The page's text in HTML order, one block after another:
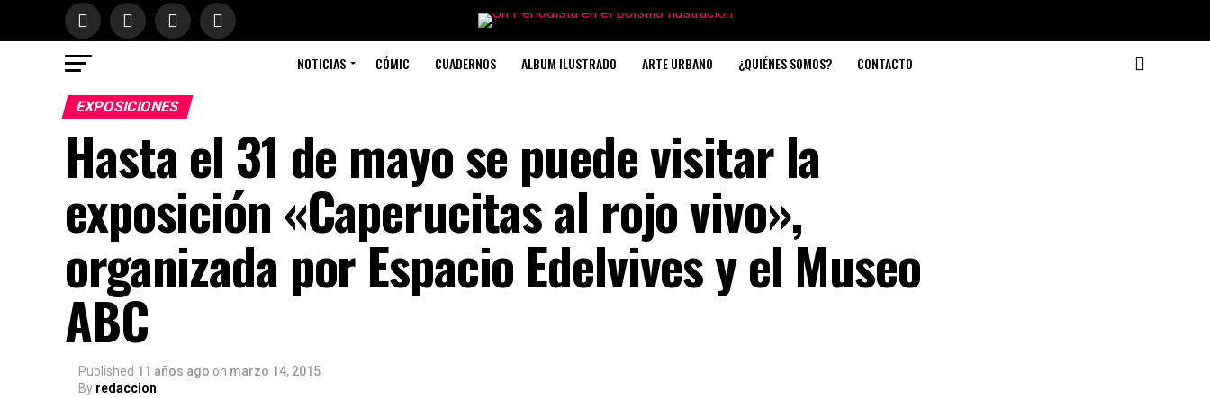
NOTICIAS CÓMIC CUADERNOS ALBUM ILUSTRADO ARTE URBANO ¿QUIÉNES SOMOS? CONTACTO
EXPOSICIONES
Hasta el 31 de mayo se puede visitar la
exposición «Caperucitas al rojo vivo»,
organizada por Espacio Edelvives y el Museo
ABC
Published 11 años ago on marzo 14, 2015
By redaccion